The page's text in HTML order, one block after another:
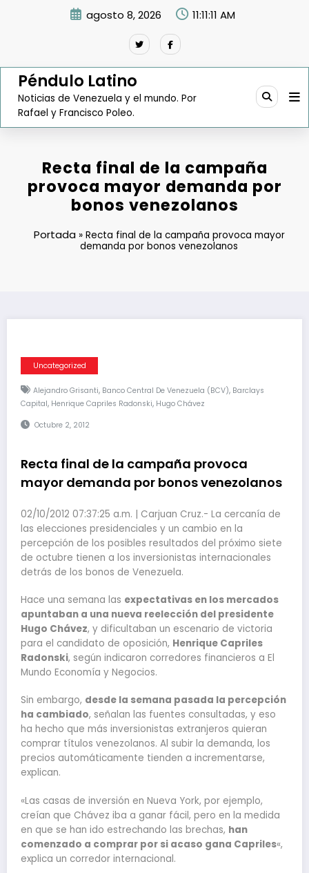
agosto 8, 2026 11:11:12 AM
Péndulo Latino
Noticias de Venezuela y el mundo. Por
Rafael y Francisco Poleo.
Recta final de la campaña
provoca mayor demanda por
bonos venezolanos
Portada» Recta final de la campaña provoca mayor
demanda por bonos venezolanos
Uncategorized
Alejandro Grisanti, Banco Central De Venezuela (BCV), Barclays
Capital, Henrique Capriles Radonski, Hugo Chávez
Octubre 2, 2012
Recta final de la campaña provoca
mayor demanda por bonos venezolanos
02/10/2012 07:37:25 a.m. | Carjuan Cruz.- La cercanía de
las elecciones presidenciales y un cambio en la
percepción de los posibles resultados del próximo siete
de octubre tienen a los inversionistas internacionales
detrás de los bonos de Venezuela.
Hace una semana las expectativas en los mercados
apuntaban a una nueva reelección del presidente
Hugo Chávez, y dificultaban un escenario de victoria
para el candidato de oposición, Henrique Capriles
Radonski, según indicaron corredores financieros a El
Mundo Economía y Negocios.
Sin embargo, desde la semana pasada la percepción
ha cambiado, señalan las fuentes consultadas, y eso
ha hecho que más inversionistas extranjeros quieran
comprar títulos venezolanos. Al subir la demanda, los
precios automáticamente tienden a incrementarse,
explican.
«Las casas de inversión en Nueva York, por ejemplo,
creían que Chávez iba a ganar fácil, pero en la medida
en que se han ido estrechando las brechas, han
comenzado a comprar por si acaso gana Capriles«,
explica un corredor internacional.